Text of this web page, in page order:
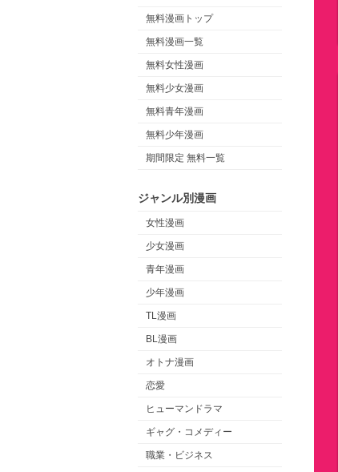
無料漫画トップ
無料漫画一覧
無料女性漫画
無料少女漫画
無料青年漫画
無料少年漫画
期間限定 無料一覧
ジャンル別漫画
女性漫画
少女漫画
青年漫画
少年漫画
TL漫画
BL漫画
オトナ漫画
恋愛
ヒューマンドラマ
ギャグ・コメディー
職業・ビジネス